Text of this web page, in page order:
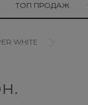
ТОП ПРОДАЖ
WHITE